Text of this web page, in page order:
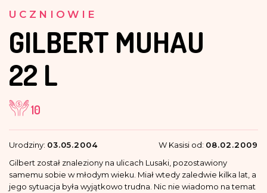
UCZNIOWIE
GILBERT MUHAU
22 L
10
Urodziny: 03.05.2004 W Kasisi od: 08.02.2009
Gilbert został znaleziony na ulicach Lusaki, pozostawiony
samemu sobie w młodym wieku. Miał wtedy zaledwie kilka lat, a
jego sytuacja była wyjątkowo trudna. Nic nie wiadomo na temat